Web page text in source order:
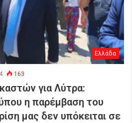
Ελλάδα
163
για Λύτρα:
η παρέμβαση του
μας δεν υπόκειται σε